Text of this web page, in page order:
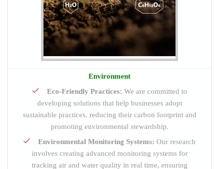
Environment
Eco-Friendly Practices: We are committed to
developing solutions that help businesses adopt
sustainable practices, reducing their carbon footprint and
promoting environmental stewardship.
Environmental Monitoring Systems: Our research
involves creating advanced monitoring systems for
tracking air and water quality in real time, ensuring